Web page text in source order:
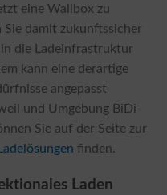
eine Wallbox zu
damit zukunftssicher
die Ladeinfrastruktur
kann eine derartige
angepasst
und Umgebung BiDi-
Sie auf der Seite zur
finden.
Laden